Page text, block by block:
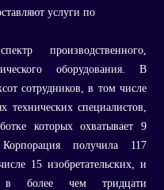
услуги по
производственного,
оборудования. В
сотрудников, в том числе
технических специалистов,
которых охватывает 9
получила 117
15 изобретательских, и
в более чем тридцати